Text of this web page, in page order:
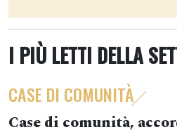
I PIÙ LETTI DELLA
CASE DI COMUNITÀ
Case di comunità,